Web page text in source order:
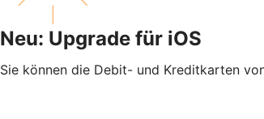
Neu: Upgrade für iOS
Sie können die Debit- und Kreditkarten